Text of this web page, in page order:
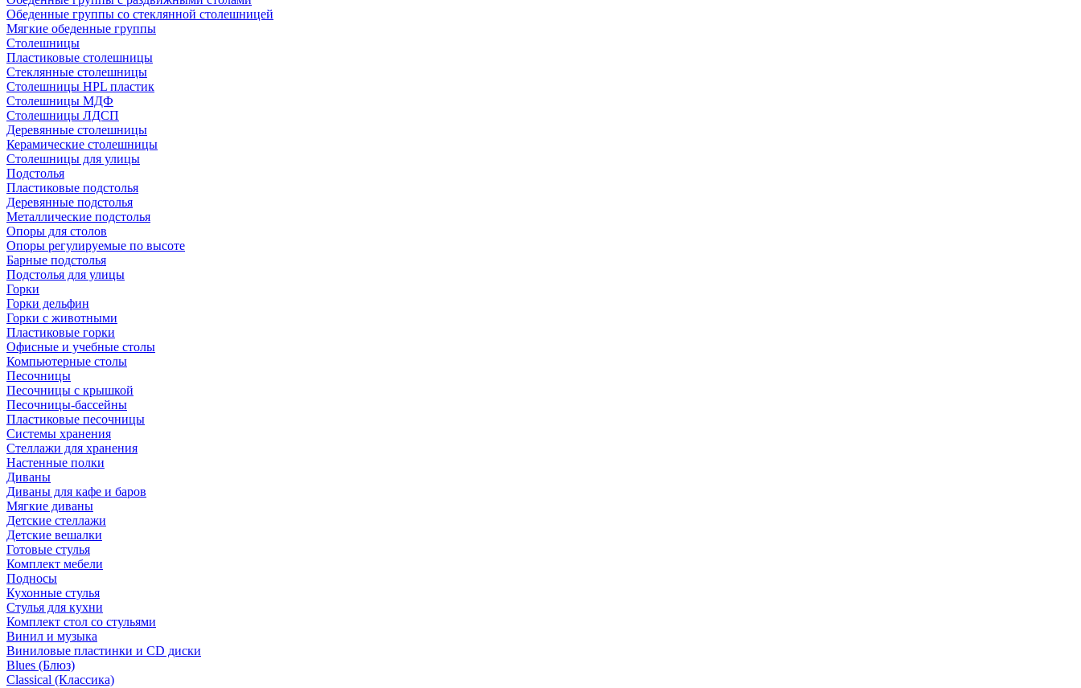
Обеденные группы со стеклянной столешницей
Мягкие обеденные группы
Столешницы
Пластиковые столешницы
Стеклянные столешницы
Столешницы HPL пластик
Столешницы МДФ
Столешницы ЛДСП
Деревянные столешницы
Керамические столешницы
Столешницы для улицы
Подстолья
Пластиковые подстолья
Деревянные подстолья
Металлические подстолья
Опоры для столов
Опоры регулируемые по высоте
Барные подстолья
Подстолья для улицы
Горки
Горки дельфин
Горки с животными
Пластиковые горки
Офисные и учебные столы
Компьютерные столы
Песочницы
Песочницы с крышкой
Песочницы-бассейны
Пластиковые песочницы
Системы хранения
Стеллажи для хранения
Настенные полки
Диваны
Диваны для кафе и баров
Мягкие диваны
Детские стеллажи
Детские вешалки
Готовые стулья
Комплект мебели
Подносы
Кухонные стулья
Стулья для кухни
Комплект стол со стульями
Винил и музыка
Виниловые пластинки и CD диски
Blues (Блюз)
Classical (Классика)